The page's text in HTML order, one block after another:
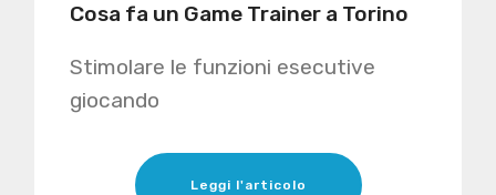
Cosa fa un Game Trainer a Torino
Stimolare le funzioni esecutive
giocando
Leggi l'articolo